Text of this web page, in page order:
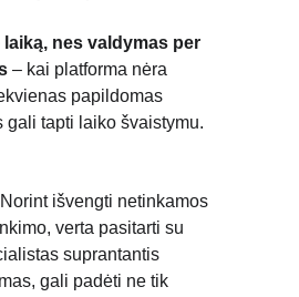
laiką, nes valdymas per
– kai platforma nėra
papildomas
gali tapti laiko švaistymu.
išvengti netinkamos
verta pasitarti su
suprantantis
gali padėti ne tik